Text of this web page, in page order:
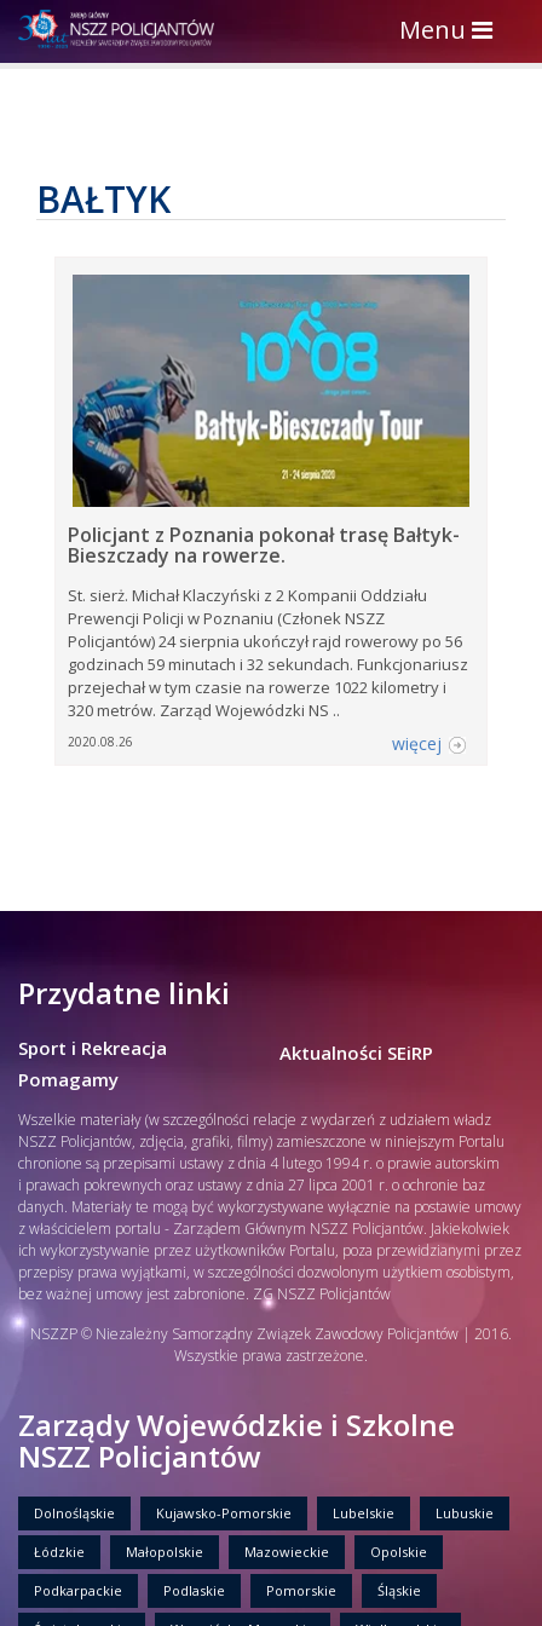
Toggle
navigation
Menu
BAŁTYK
Policjant z Poznania pokonał trasę Bałtyk-
Bieszczady na rowerze.
St. sierż. Michał Klaczyński z 2 Kompanii Oddziału
Prewencji Policji w Poznaniu (Członek NSZZ
Policjantów) 24 sierpnia ukończył rajd rowerowy po 56
godzinach 59 minutach i 32 sekundach. Funkcjonariusz
przejechał w tym czasie na rowerze 1022 kilometry i
320 metrów. Zarząd Wojewódzki NS ..
2020.08.26 więcej
Przydatne linki
Sport i Rekreacja
Pomagamy
Aktualności SEiRP
Wszelkie materiały (w szczególności relacje z wydarzeń z udziałem władz
NSZZ Policjantów, zdjęcia, grafiki, filmy) zamieszczone w niniejszym Portalu
chronione są przepisami ustawy z dnia 4 lutego 1994 r. o prawie autorskim
i prawach pokrewnych oraz ustawy z dnia 27 lipca 2001 r. o ochronie baz
danych. Materiały te mogą być wykorzystywane wyłącznie na postawie umowy
z właścicielem portalu - Zarządem Głównym NSZZ Policjantów. Jakiekolwiek
ich wykorzystywanie przez użytkowników Portalu, poza przewidzianymi przez
przepisy prawa wyjątkami, w szczególności dozwolonym użytkiem osobistym,
bez ważnej umowy jest zabronione. ZG NSZZ Policjantów
NSZZP © Niezależny Samorządny Związek Zawodowy Policjantów | 2016.
Wszystkie prawa zastrzeżone.
Zarządy Wojewódzkie i Szkolne
NSZZ Policjantów
Dolnośląskie Kujawsko-Pomorskie Lubelskie Lubuskie
Łódzkie Małopolskie Mazowieckie Opolskie
Podkarpackie Podlaskie Pomorskie Śląskie